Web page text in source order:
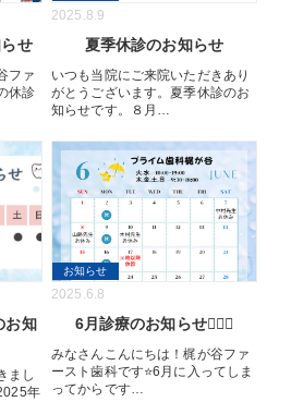
せ
ファ
休診
2025.8.9
夏季休診のお知らせ
いつも当院にご来院いただきあり
がとうございます。夏季休診のお
知らせです。８月…
お知
まし
年
お知らせ
2025.6.8
6月診療のお知らせ💁🏻‍♀️
みなさんこんにちは！梶が谷ファ
ースト歯科です⭐️6月に入ってしま
ってからです…